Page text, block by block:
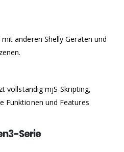
anderen Shelly Geräten und
vollständig mjS-Skripting,
Funktionen und Features
Serie